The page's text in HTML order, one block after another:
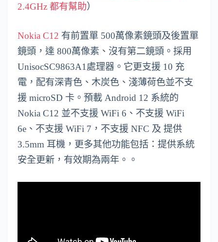
2.4GHz 都有幫助）
Nokia C12 有前置單 500萬像素鏡頭及後置單
鏡頭，達 800萬像素、沒有第二鏡頭。採用
UnisocSC9863A1處理器。它更支援 10 充
電，配有深青色、木炭色、淺薄荷色並不支
援 microSD 卡。預載 Android 12 系統的
Nokia C12 並不支援 WiFi 6、不支援 WiFi
6e、不支援 WiFi 7，不支援 NFC 及 提供
3.5mm 耳機，更多其他功能包括：提供系統
安全更新，有效期為兩年。。